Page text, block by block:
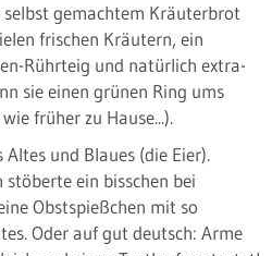
gemachtem Kräuterbrot
frischen Kräutern, ein
Rührteig und natürlich extra-
sie einen grünen Ring ums
früher zu Hause...).
und Blaues (die Eier).
stöberte ein bisschen bei
Obstspießchen mit so
Oder auf gut deutsch: Arme